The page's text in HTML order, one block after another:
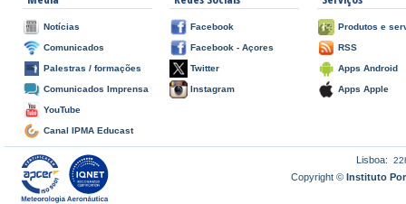
Notícias
Comunicados
Palestras / formações
Comunicados Imprensa
YouTube
Canal IPMA Educast
Facebook
Facebook - Açores
Twitter
Instagram
Produtos e
RSS
Apps Android
Apps Apple
Lisboa:
Copyright ©Instituto